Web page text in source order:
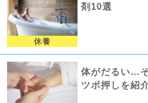
休養
剤10選
体がだるい…
ツボ押しを紹